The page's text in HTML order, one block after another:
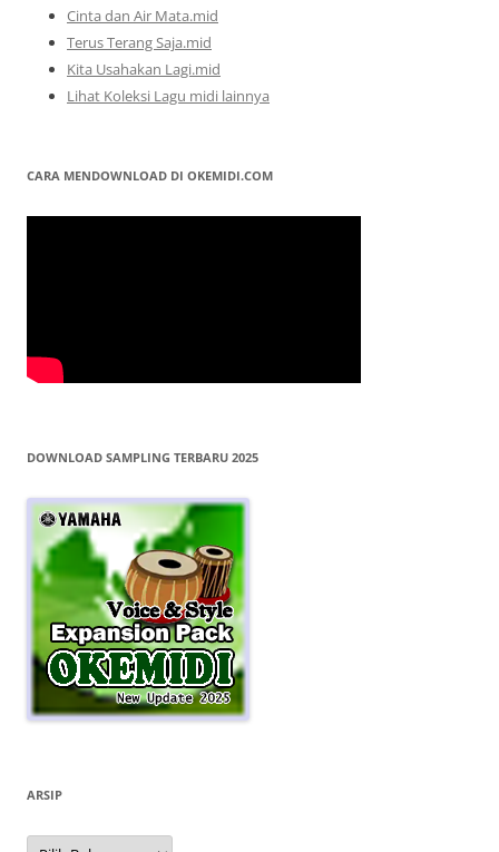
Cinta dan Air Mata.mid
Terus Terang Saja.mid
Kita Usahakan Lagi.mid
Lihat Koleksi Lagu midi lainnya
CARA MENDOWNLOAD DI OKEMIDI.COM
DOWNLOAD SAMPLING TERBARU 2025
ARSIP
Arsip